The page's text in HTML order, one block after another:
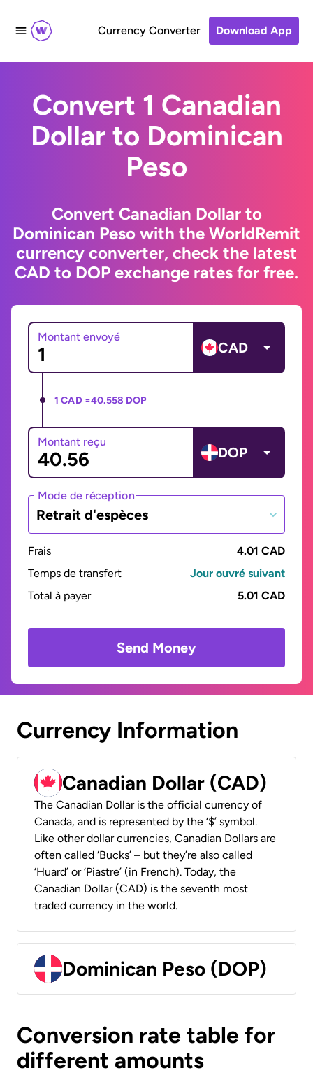
Currency Converter Download App
Convert 1 Canadian
Dollar to Dominican
Peso
Convert Canadian Dollar to
Dominican Peso with the WorldRemit
currency converter, check the latest
CAD to DOP exchange rates for free.
Montant envoyé
CAD
1 CAD =40.558 DOP
Montant reçu
DOP
Mode de réception
Retrait d'espèces
Frais
4.01 CAD
Temps de transfert
Jour ouvré suivant
Total à payer
5.01 CAD
Send Money
Currency Information
Canadian Dollar (CAD)
The Canadian Dollar is the official currency of
Canada, and is represented by the ‘$’ symbol.
Like other dollar currencies, Canadian Dollars are
often called ‘Bucks’ – but they’re also called
‘Huard’ or ‘Piastre’ (in French). Today, the
Canadian Dollar (CAD) is the seventh most
traded currency in the world.
Dominican Peso (DOP)
Conversion rate table for
different amounts